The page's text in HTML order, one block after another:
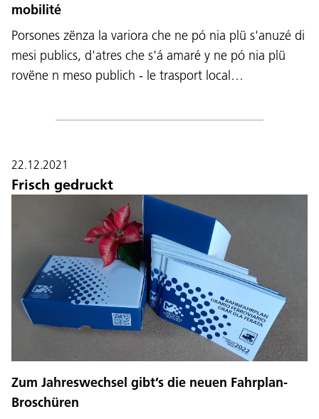
mobilité
Porsones zënza la variora che ne pó nia plü s'anuzé di
mesi publics, d'atres che s'á amaré y ne pó nia plü
rovëne n meso publich - le trasport local…
22.12.2021
Frisch gedruckt
Zum Jahreswechsel gibt’s die neuen Fahrplan-
Broschüren